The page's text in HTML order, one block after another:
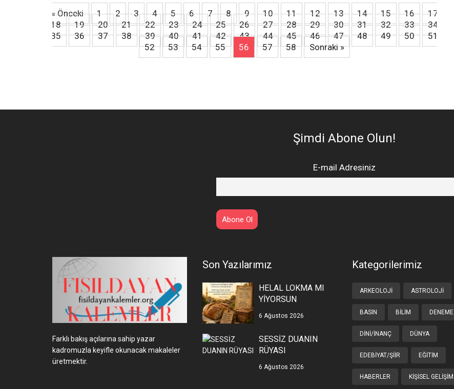
« Önceki 1 2 3 4 5 6 7 8 9 10 11 12 13 14 15 16
17
18
19 20 21 22 23 24 25 26 27 28 29 30 31 32 33
34
35
36 37 38 39 40 41 42 43 44 45 46 47 48 49 50
51
52
53 54 55 56 57 58 Sonraki »
Şimdi Abone Olun!
E-mail Adresiniz
Farklı bakış açılarına sahip yazar
kadromuzla keyifle okunacak makaleler
üretmektir.
Son Yazılarımız
HELAL LOKMA MI
YİYORSUN
6 Ağustos 2026
SESSİZ DUANIN
RÜYASI
6 Ağustos 2026
Kategorilerimiz
ARKEOLOJI ASTROLOJI
BASIN BILIM DENEME
DINI/İNANÇ DÜNYA
EDEBIYAT/ŞIIR EĞITIM
HABERLER KIŞISEL GELIŞIM